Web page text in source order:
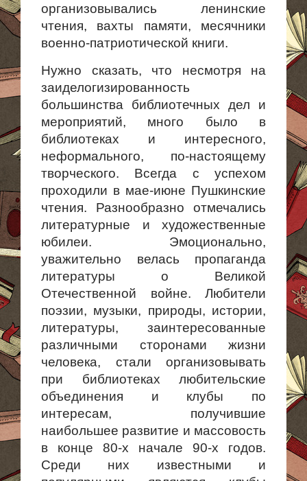
организовывались ленинские
чтения, вахты памяти, месячники
военно-патриотической книги.
Нужно сказать, что несмотря на
заиделогизированность
большинства библиотечных дел и
мероприятий, много было в
библиотеках и инте­ресного,
неформального, по-настоящему
творческого. Всегда с успехом
проходили в мае-июне Пушкинские
чтения. Разнообразно отмечались
литературные и художественные
юбилеи. Эмоционально,
уважительно ве­лась пропаганда
литературы о Великой
Отечественной войне. Любители
поэзии, музыки, природы, истории,
литературы, заинтересо­ванные
различными сторонами жизни
человека, стали организовывать
при библиотеках любительские
объединения и клубы по
интересам, получившие
наибольшее развитие и массовость
в конце 80-х начале 90-х годов.
Среди них известными и